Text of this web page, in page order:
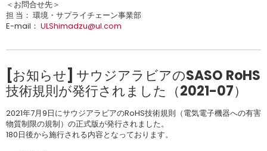
＜お問合せ先＞
担 当： 環境・サプライチェーン事業部
E-mail： ULShimadzu@ul.com
[お知らせ] サウジアラビアのSASO RoHS
技術規則が発行されました（2021-07）
2021年7月9日にサウジアラビアのRoHS技術規則（電気電子機器への有害
物質制限の規制）の正式版が発行されました。
180日後から施行される内容となっております。